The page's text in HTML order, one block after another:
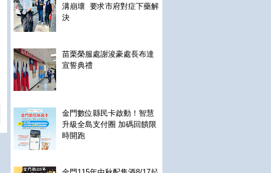
溝崩壞 要求市府對症下藥解
決
苗栗榮服處謝浚豪處長布達
宣誓典禮
金門數位縣民卡啟動！智慧
升級全島支付圈 加碼回饋限
時開跑